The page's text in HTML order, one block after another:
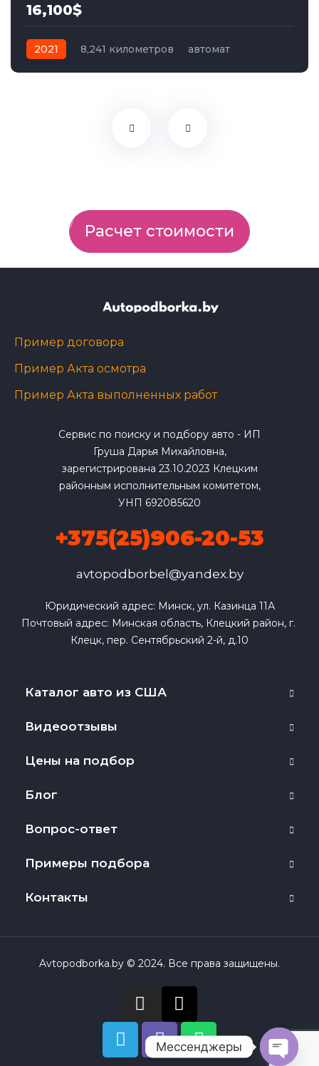
16,100$
2021 8,241 километров
автомат
Расчет стоимости
Пример договора
Пример Акта осмотра
Пример Акта выполненных работ
Сервис по поиску и подбору авто - ИП
Груша Дарья Михайловна,
зарегистрирована 23.10.2023 Клецким
районным исполнительным комитетом,
УНП 692085620
+375(25)906-20-53
avtopodborbel@yandex.by
Юридический адрес: Минск, ул. Казинца 11А
Почтовый адрес: Минская область, Клецкий район, г.
Клецк, пер. Сентябрьский 2-й, д.10
Каталог авто из США
Видеоотзывы
Цены на подбор
Блог
Вопрос-ответ
Примеры подбора
Контакты
Avtopodborka.by © 2024. Все права защищены.
Мессенджеры